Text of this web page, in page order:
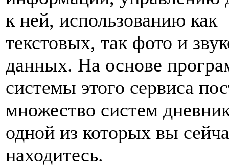
к ней, использованию как
текстовых, так фото и
данных. На основе
системы этого сервиса
множество систем
одной из которых вы
находитесь.